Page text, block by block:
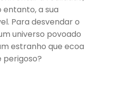
a sua
Para desvendar o
universo povoado
estranho que ecoa
perigoso?